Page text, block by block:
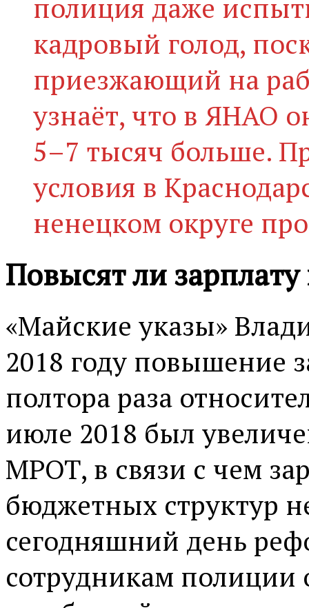
полиция даже
кадровый голод,
приезжающий на
узнаёт, что в ЯНАО
5–7 тысяч больше.
условия в
ненецком округе
Повысят ли
«Майские указы»
2018 году повышение
полтора раза
июле 2018 был
МРОТ, в связи с чем
бюджетных структур
сегодняшний день
сотрудникам